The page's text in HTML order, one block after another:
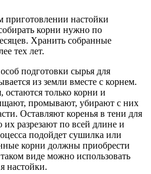
приготовлении настойки
корни нужно по
Хранить собранные
тех лет.
подготовки сырья для
из земли вместе с корнем.
остаются только корни и
промывают, убирают с них
Оставляют коренья в тени для
разрезают по всей длине и
подойдет сушилка или
корни должны приобрести
виде можно использовать
настойки.